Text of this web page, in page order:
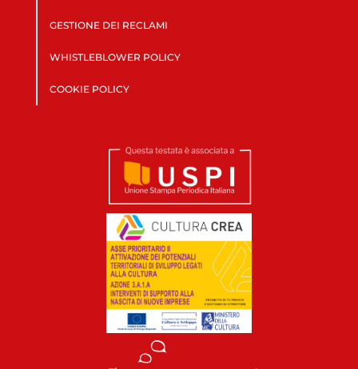
GESTIONE DEI RECLAMI
WHISTLEBLOWER POLICY
COOKIE POLICY